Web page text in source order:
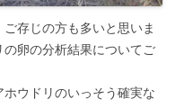
存じの方も多いと思いま
卵の分析結果についてご
ウドリのいっそう確実な